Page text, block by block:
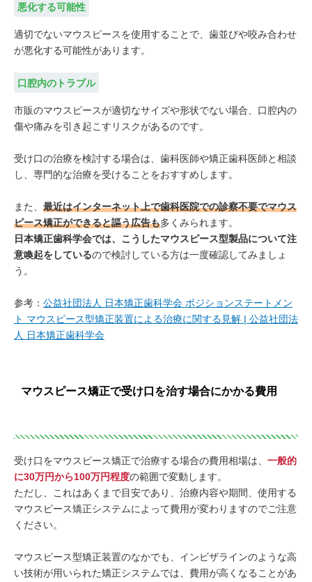
悪化する可能性
適切でないマウスピースを使用することで、歯並びや咬み合わせ
が悪化する可能性があります。
口腔内のトラブル
市販のマウスピースが適切なサイズや形状でない場合、口腔内の
傷や痛みを引き起こすリスクがあるのです。
受け口の治療を検討する場合は、歯科医師や矯正歯科医師と相談
し、専門的な治療を受けることをおすすめします。
また、 最近はインターネット上で歯科医院での診察不要でマウス
ピース矯正ができると謳う広告も多くみられます。
日本矯正歯科学会では、こうしたマウスピース型製品について注
意喚起をしているので検討している方は一度確認してみましょ
う。
参考： 公益社団法人 日本矯正歯科学会 ポジションステートメン
ト マウスピース型矯正装置による治療に関する見解 | 公益社団法
人 日本矯正歯科学会
マウスピース矯正で受け口を治す場合にかかる費用
受け口をマウスピース矯正で治療する場合の費用相場は、 一般的
に30万円から100万円程度の範囲で変動します。
ただし、これはあくまで目安であり、治療内容や期間、使用する
マウスピース矯正システムによって費用が変わりますのでご注意
ください。
マウスピース型矯正装置のなかでも、インビザラインのような高
い技術が用いられた矯正システムでは、費用が高くなることがあ